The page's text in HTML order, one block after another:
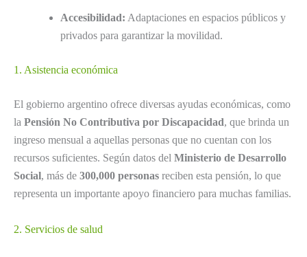
Accesibilidad: Adaptaciones en espacios públicos y
privados para garantizar la movilidad.
1. Asistencia económica
El gobierno argentino ofrece diversas ayudas económicas, como
la Pensión No Contributiva por Discapacidad, que brinda un
ingreso mensual a aquellas personas que no cuentan con los
recursos suficientes. Según datos del Ministerio de Desarrollo
Social, más de 300,000 personas reciben esta pensión, lo que
representa un importante apoyo financiero para muchas familias.
2. Servicios de salud